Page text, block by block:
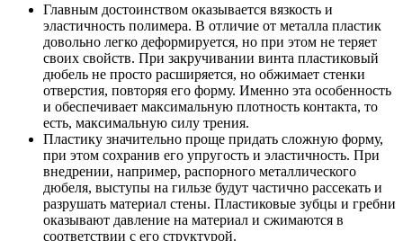
Главным достоинством оказывается вязкость и
эластичность полимера. В отличие от металла пластик
довольно легко деформируется, но при этом не теряет
своих свойств. При закручивании винта пластиковый
дюбель не просто расширяется, но обжимает стенки
отверстия, повторяя его форму. Именно эта особенность
и обеспечивает максимальную плотность контакта, то
есть, максимальную силу трения.
Пластику значительно проще придать сложную форму,
при этом сохранив его упругость и эластичность. При
внедрении, например, распорного металлического
дюбеля, выступы на гильзе будут частично рассекать и
разрушать материал стены. Пластиковые зубцы и гребни
оказывают давление на материал и сжимаются в
соответствии с его структурой.